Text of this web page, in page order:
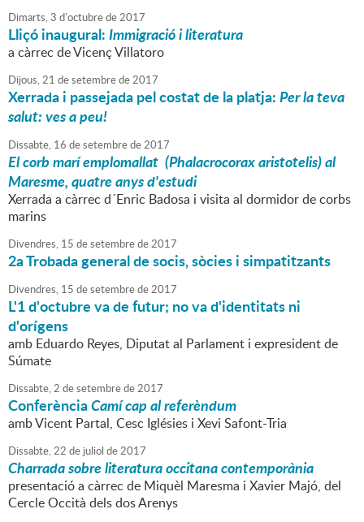
Dimarts,3 d'octubrede2017
Lliçó inaugural:Immigració i literatura
a càrrec de Vicenç Villatoro
Dijous,21 desetembrede2017
Xerrada i passejada pel costat de la platja:Per la teva
salut: ves a peu!
Dissabte, 16 desetembrede2017
El corb marí emplomallat (Phalacrocorax aristotelis) al
Maresme, quatre anys d'estudi
Xerrada a càrrec d´Enric Badosa i visita al dormidor de corbs
marins
Divendres, 15 desetembrede2017
2a Trobada general de socis, sòcies i simpatitzants
Divendres, 15 desetembrede2017
L'1 d'octubre va de futur; no va d'identitats ni
d'orígens
amb Eduardo Reyes, Diputat al Parlament i expresident de
Súmate
Dissabte,2 desetembrede2017
ConferènciaCamí cap al referèndum
amb Vicent Partal, Cesc Iglésies i Xevi Safont-Tria
Dissabte,22 de juliol de2017
Charrada sobre literatura occitana contemporània
presentació a càrrec de Miquèl Maresma i Xavier Majó, del
Cercle Occità dels dos Arenys